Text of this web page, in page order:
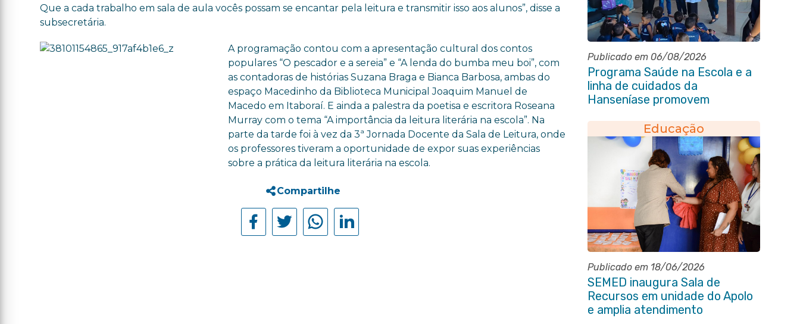
Que a cada trabalho em sala de aula vocês possam se encantar pela leitura e transmitir isso aos alunos”, disse a
subsecretária.
A programação contou com a apresentação cultural dos contos
populares “O pescador e a sereia” e “A lenda do bumba meu boi”, com
as contadoras de histórias Suzana Braga e Bianca Barbosa, ambas do
espaço Macedinho da Biblioteca Municipal Joaquim Manuel de
Macedo em Itaboraí. E ainda a palestra da poetisa e escritora Roseana
Murray com o tema “A importância da leitura literária na escola”. Na
parte da tarde foi à vez da 3ª Jornada Docente da Sala de Leitura, onde
os professores tiveram a oportunidade de expor suas experiências
sobre a prática da leitura literária na escola.
Compartilhe
Publicado em 06/08/2026
Programa Saúde na Escola e a
linha de cuidados da
Hanseníase promovem
hanseníase na E.M Adelaide de
Magalhães Seabra
Educação
Publicado em 18/06/2026
SEMED inaugura Sala de
Recursos em unidade do Apolo
e amplia atendimento